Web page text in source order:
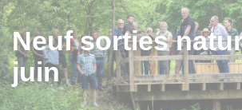
Neuf sorties
juin